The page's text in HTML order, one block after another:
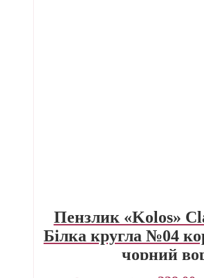
Пензлик «Kolos»
Білка кругла №04
чорний